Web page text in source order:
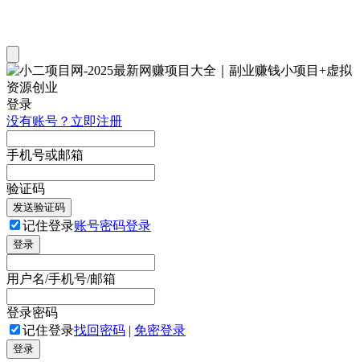
登录
没有账号？立即注册
手机号或邮箱
验证码
发送验证码
记住登录账号密码登录
登录
用户名/手机号/邮箱
登录密码
记住登录找回密码 | 免密登录
登录